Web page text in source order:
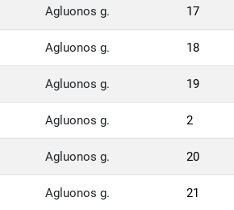
Agluonos g. 17
Agluonos g. 18
Agluonos g. 19
Agluonos g. 2
Agluonos g. 20
Agluonos g. 21